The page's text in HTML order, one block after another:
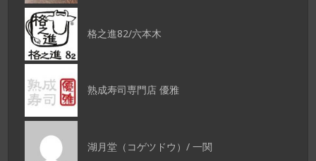
格之進82/六本木
熟成寿司専門店 優雅
湖月堂（コゲツドウ）/ 一関